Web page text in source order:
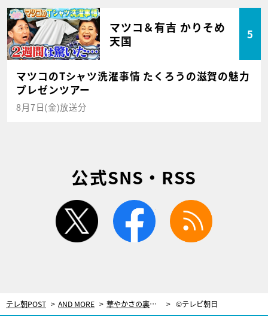
マツコ＆有吉 かりそめ
天国
5
マツコのTシャツ洗濯事情 たくろうの滋賀の魅力
プレゼンツアー
8月7日(金)放送分
公式SNS・RSS
twitter facebook
テレ朝POST AND MORE 華やかさの裏で…新体操日本代表の選手たちが生きる厳しい世界【世界新体操】 ©テレビ朝日